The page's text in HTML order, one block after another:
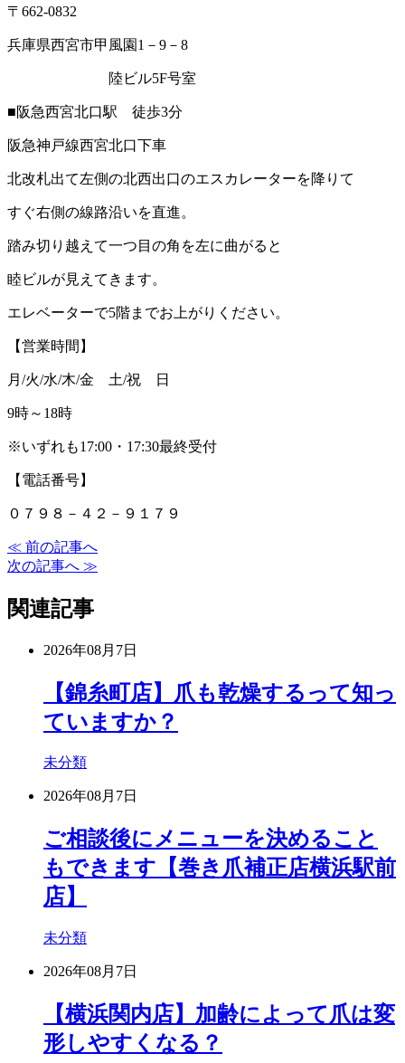
〒662‐0832
兵庫県西宮市甲風園1－9－8
陸ビル5F号室
■阪急西宮北口駅 徒歩3分
阪急神戸線西宮北口下車
北改札出て左側の北西出口のエスカレーターを降りて
すぐ右側の線路沿いを直進。
踏み切り越えて一つ目の角を左に曲がると
睦ビルが見えてきます。
エレベーターで5階までお上がりください。
【営業時間】
月/火/水/木/金 土/祝 日
9時～18時
※いずれも17:00・17:30最終受付
【電話番号】
０７９８－４２－９１７９
≪ 前の記事へ
次の記事へ ≫
関連記事
2026年08月7日
【錦糸町店】爪も乾燥するって知っ
ていますか？
未分類
2026年08月7日
ご相談後にメニューを決めること
もできます【巻き爪補正店横浜駅前
店】
未分類
2026年08月7日
【横浜関内店】加齢によって爪は変
形しやすくなる？